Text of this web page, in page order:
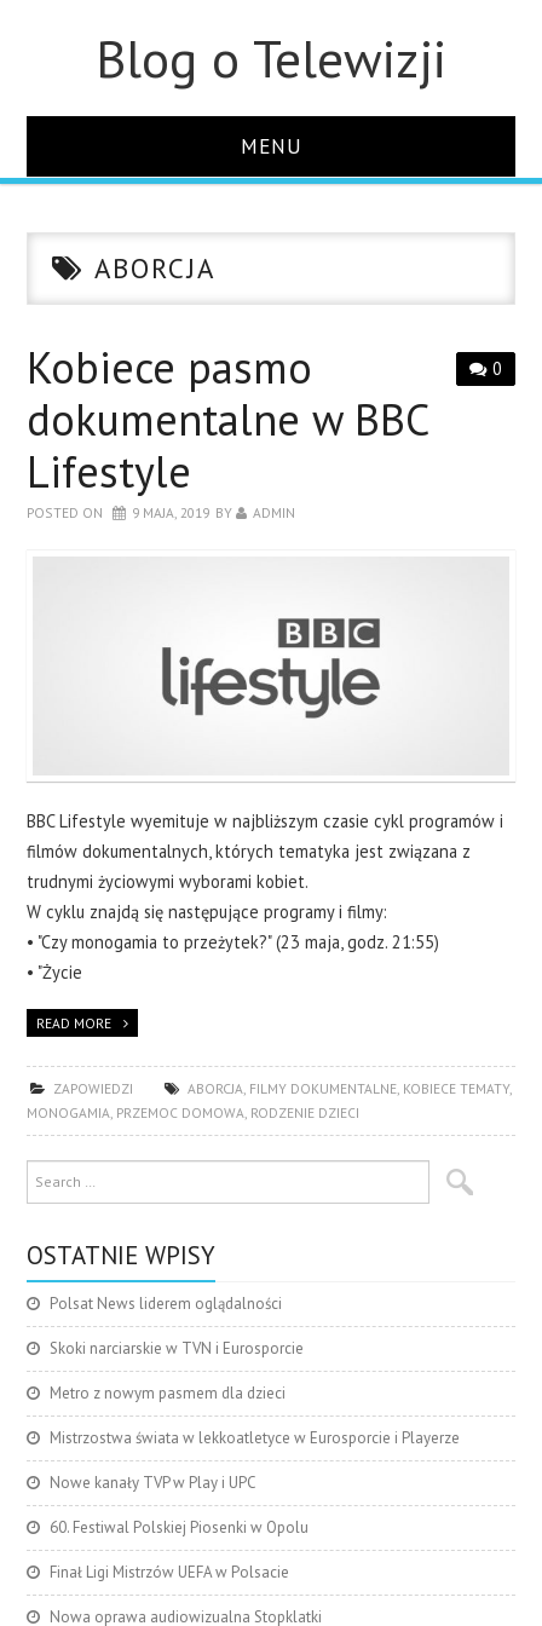
Blog o Telewizji
MENU
O STRONIEABORCJA
0
Kobiece pasmo
dokumentalne w BBC
Lifestyle
POSTED ON 9 MAJA, 2019 BY ADMIN
BBC Lifestyle wyemituje w najbliższym czasie cykl programów i
filmów dokumentalnych, których tematyka jest związana z
trudnymi życiowymi wyborami kobiet.
W cyklu znajdą się następujące programy i filmy:
• "Czy monogamia to przeżytek?" (23 maja, godz. 21:55)
• "Życie
READ MORE
ZAPOWIEDZI ABORCJA, FILMY DOKUMENTALNE, KOBIECE TEMATY,
MONOGAMIA, PRZEMOC DOMOWA, RODZENIE DZIECI
OSTATNIE WPISY
Polsat News liderem oglądalności
Skoki narciarskie w TVN i Eurosporcie
Metro z nowym pasmem dla dzieci
Mistrzostwa świata w lekkoatletyce w Eurosporcie i Playerze
Nowe kanały TVP w Play i UPC
60. Festiwal Polskiej Piosenki w Opolu
Finał Ligi Mistrzów UEFA w Polsacie
Nowa oprawa audiowizualna Stopklatki